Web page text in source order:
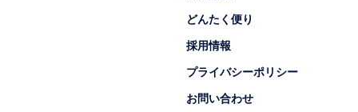
どんたく便り
採用情報
プライバシーポリシー
お問い合わせ